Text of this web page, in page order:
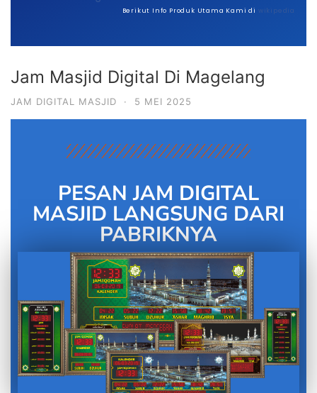
Berikut Info Produk Utama Kami di wikipedia
Jam Masjid Digital Di Magelang
JAM DIGITAL MASJID · 5 MEI 2025
PESAN JAM DIGITAL
MASJID LANGSUNG DARI
PABRIKNYA